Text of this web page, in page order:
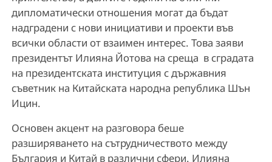
дипломатически отношения могат да бъдат
надградени с нови инициативи и проекти във
всички области от взаимен интерес. Това заяви
президентът Илияна Йотова на среща в сградата
на президентската институция с държавния
съветник на Китайската народна република Шън
Ицин.
Основен акцент на разговора беше
разширяването на сътрудничеството между
България и Китай в различни сфери. Илияна